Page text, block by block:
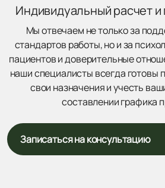
Индивидуальный расчет и
Мы отвечаем не только за
стандартов работы, но и за
пациентов и доверительные
наши специалисты всегда готовы
свои назначения и учесть
составлении графика
Записаться на консультацию